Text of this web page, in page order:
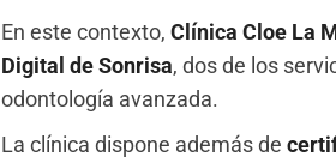
En este contexto, Clínica Cloe La
Digital de Sonrisa, dos de los
odontología avanzada.
La clínica dispone además de